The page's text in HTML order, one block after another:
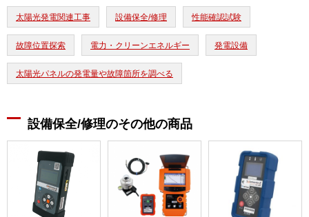
太陽光発電関連工事 設備保全/修理 性能確認試験
故障位置探索 電力・クリーンエネルギー 発電設備
太陽光パネルの発電量や故障箇所を調べる
設備保全/修理のその他の商品